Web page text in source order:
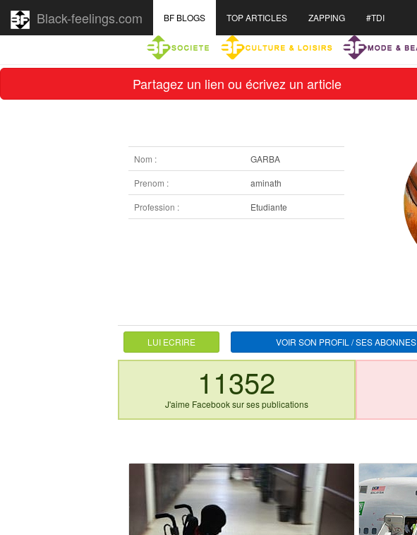
Partagez un lien ou écrivez un article
Black-feelings.com BF BLOGS TOP ARTICLES ZAPPING #TDI
Nom :
GARBA
Prenom :
aminath
Profession :
Etudiante
LUI ECRIRE VOIR SON PROFIL / SES ABONNES
11352
J'aime Facebook sur ses publications